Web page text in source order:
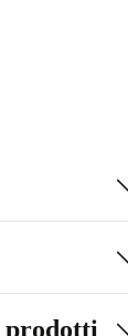
prodotti